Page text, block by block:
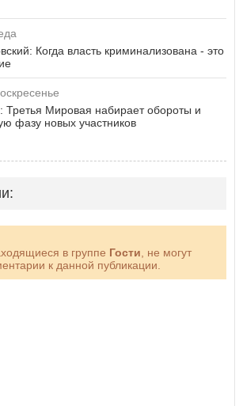
Когда власть криминализована - это
Третья Мировая набирает обороты и
фазу новых участников
в группе Гости , не могут
к данной публикации.